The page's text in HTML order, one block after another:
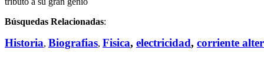
Búsquedas Relacionadas:
Historia, Biografias, Fisica, electricidad, corriente